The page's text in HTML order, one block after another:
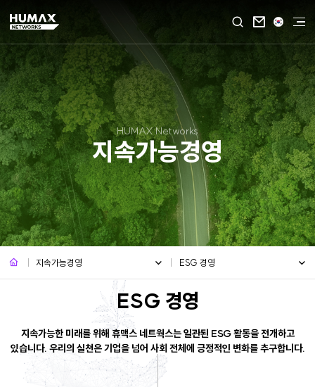

HUMAX Networks
지속가능경영
지속가능경영 ESG 경영
지속가능한 미래를 위해 휴맥스 네트웍스는 일관된 ESG 활동을 전개하고
있습니다. 우리의 실천은 기업을 넘어 사회 전체에 긍정적인 변화를 추구합니다.